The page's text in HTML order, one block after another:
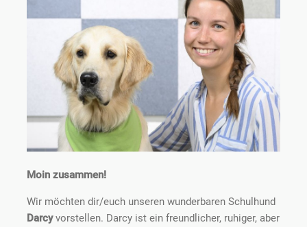
Moin zusammen!
Wir möchten dir/euch unseren wunderbaren Schulhund
Darcyvorstellen. Darcy ist ein freundlicher, ruhiger, aber